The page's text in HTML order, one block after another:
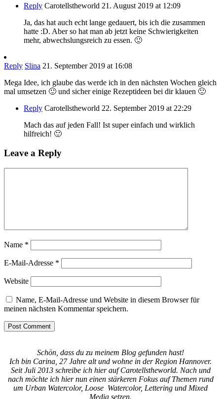
Reply Carotellstheworld 21. August 2019 at 12:09
Ja, das hat auch echt lange gedauert, bis ich die zusammen
hatte :D. Aber so hat man ab jetzt keine Schwierigkeiten
mehr, abwechslungsreich zu essen. 🙂
Reply Slina 21. September 2019 at 16:08
Mega Idee, ich glaube das werde ich in den nächsten Wochen gleich
mal umsetzen 🙂 und sicher einige Rezeptideen bei dir klauen 🙂
Reply Carotellstheworld 22. September 2019 at 22:29
Mach das auf jeden Fall! Ist super einfach und wirklich
hilfreich! 🙂
Leave a Reply
Name *
E-Mail-Adresse *
Website
Name, E-Mail-Adresse und Website in diesem Browser für
meinen nächsten Kommentar speichern.
Schön, dass du zu meinem Blog gefunden hast!
Ich bin Carina, 27 Jahre alt und wohne in der Region Hannover.
Seit Juli 2013 schreibe ich hier auf Carotellstheworld. Nach und
nach möchte ich hier nun einen stärkeren Fokus auf Themen rund
um Urban Watercolor, Loose Watercolor, Lettering und Mixed
Media setzen.